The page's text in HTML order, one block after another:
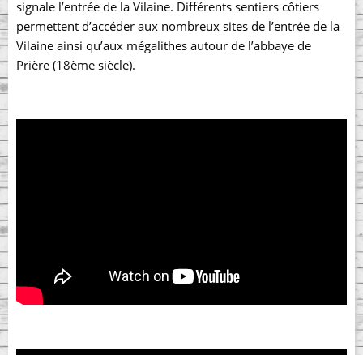
signale l’entrée de la Vilaine. Différents sentiers côtiers
permettent d’accéder aux nombreux sites de l’entrée de la
Vilaine ainsi qu’aux mégalithes autour de l’abbaye de
Prière (18ème siècle).